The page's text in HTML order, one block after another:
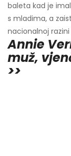
baleta kad je
s mladima, a
nacionalnoj
Annie
muž,
>>